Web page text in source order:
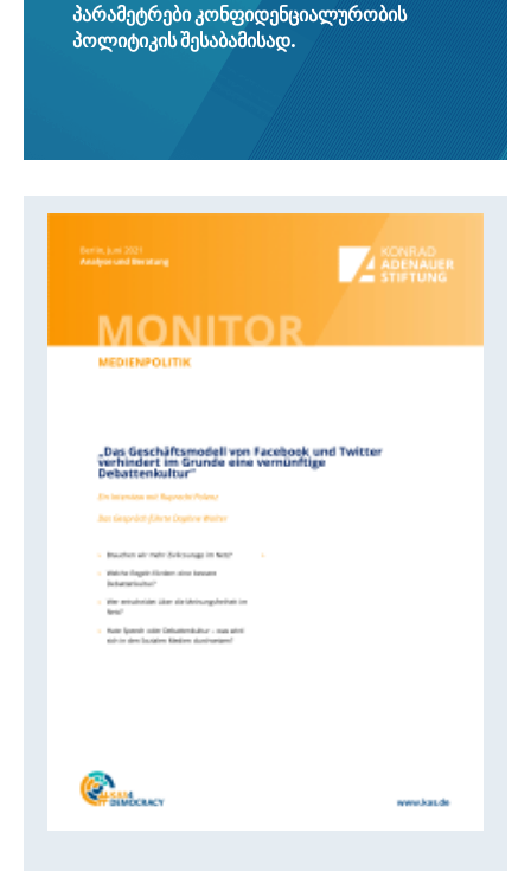
პარამეტრები კონფიდენციალურობის
პოლიტიკის შესაბამისად.